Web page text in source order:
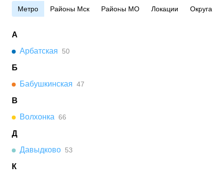
Метро Районы Мск Районы МО Локации Округа
А
Арбатская
50
Б
Бабушкинская 47
В
Волхонка 66
Д
Давыдково 53
К